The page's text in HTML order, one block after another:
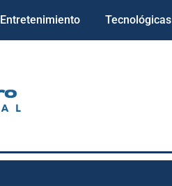
Entretenimiento Tecnológicas